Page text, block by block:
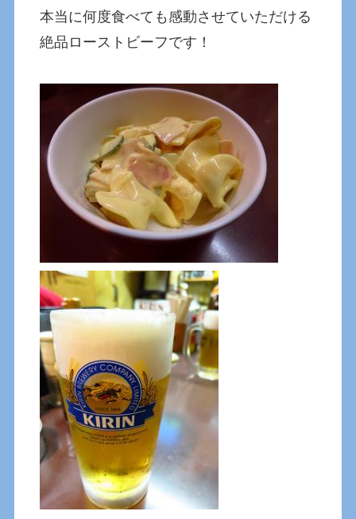
本当に何度食べても感動させていただける
絶品ローストビーフです！